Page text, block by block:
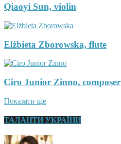
Qiaoyi Sun, violin
Elżbieta Zborowska, flute
Ciro Junior Zinno, composer
Показати ще
ТАЛАНТИ УКРАЇНИ